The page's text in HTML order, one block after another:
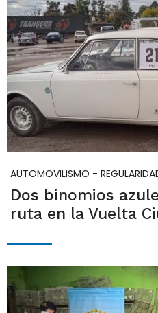
AUTOMOVILISMO -
Dos binomios
ruta en la Vuelta